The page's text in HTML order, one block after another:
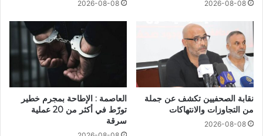
2026-08-08
2026-08-08
نقابة الصحفيين تكشف عن جملة
من التجاوزات والانتهاكات
2026-08-08
العاصمة : الإطاحة بمجرم خطير
تورّط في أكثر من 20 عملية
سرقة